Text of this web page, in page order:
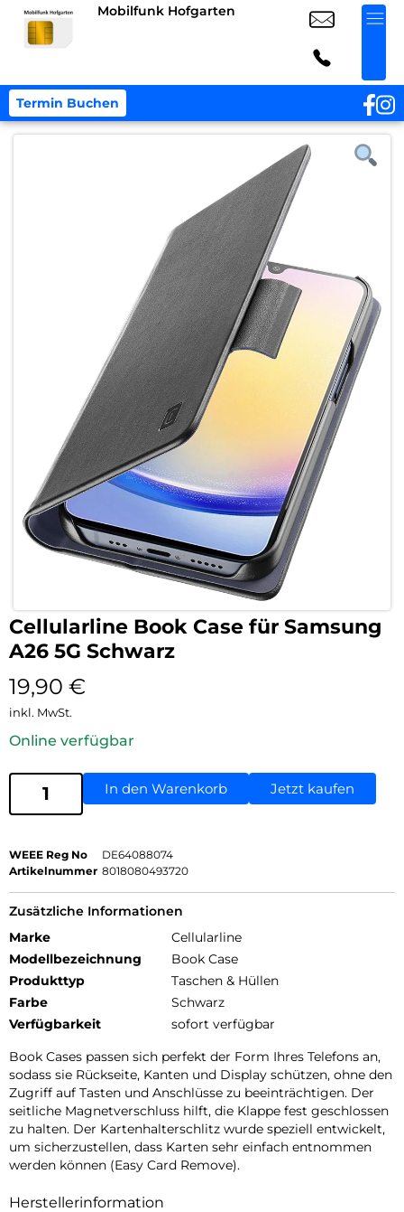
Mobilfunk Hofgarten
Termin Buchen
Cellularline Book Case für Samsung
A26 5G Schwarz
19,90 €
inkl. MwSt.
Online verfügbar
In den Warenkorb Jetzt kaufen
WEEE Reg No
DE64088074
Artikelnummer 8018080493720
Zusätzliche Informationen
Marke
Cellularline
Modellbezeichnung
Book Case
Produkttyp
Taschen & Hüllen
Farbe
Schwarz
Verfügbarkeit
sofort verfügbar
Book Cases passen sich perfekt der Form Ihres Telefons an,
sodass sie Rückseite, Kanten und Display schützen, ohne den
Zugriff auf Tasten und Anschlüsse zu beeinträchtigen. Der
seitliche Magnetverschluss hilft, die Klappe fest geschlossen
zu halten. Der Kartenhalterschlitz wurde speziell entwickelt,
um sicherzustellen, dass Karten sehr einfach entnommen
werden können (Easy Card Remove).
Herstellerinformation